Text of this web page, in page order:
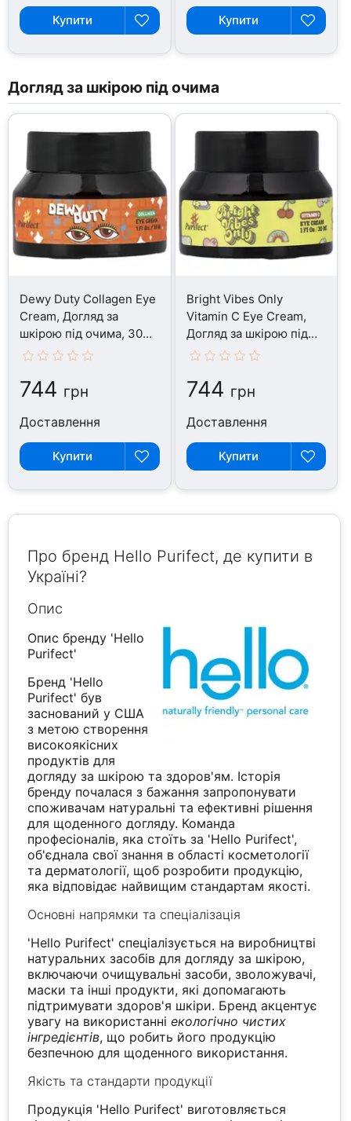
Купити Купити
Догляд за шкірою під очима
Dewy Duty Collagen Eye
Cream, Догляд за
шкірою під очима, 30
мл
744 грн
Доставлення
Купити
Bright Vibes Only
Vitamin C Eye Cream,
Догляд за шкірою під
очима, 30 мл
744 грн
Доставлення
Купити
Про бренд Hello Purifect, де купити в
Україні?
Опис
Опис бренду 'Hello
Purifect'
Бренд 'Hello
Purifect' був
заснований у США
з метою створення
високоякісних
продуктів для
догляду за шкірою та здоров'ям. Історія
бренду почалася з бажання запропонувати
споживачам натуральні та ефективні рішення
для щоденного догляду. Команда
професіоналів, яка стоїть за 'Hello Purifect',
об'єднала свої знання в області косметології
та дерматології, щоб розробити продукцію,
яка відповідає найвищим стандартам якості.
Основні напрямки та спеціалізація
'Hello Purifect' спеціалізується на виробництві
натуральних засобів для догляду за шкірою,
включаючи очищувальні засоби, зволожувачі,
маски та інші продукти, які допомагають
підтримувати здоров'я шкіри. Бренд акцентує
увагу на використанніекологічно чистих
інгредієнтів, що робить його продукцію
безпечною для щоденного використання.
Якість та стандарти продукції
Продукція 'Hello Purifect' виготовляється